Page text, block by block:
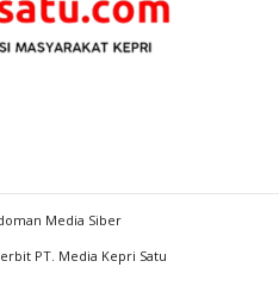
Media Siber
PT. Media Kepri Satu